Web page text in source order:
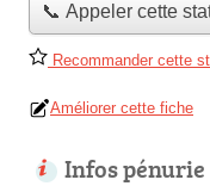
📞 Appeler cette
Recommander cette
Améliorer cette fiche
Infos pénurie